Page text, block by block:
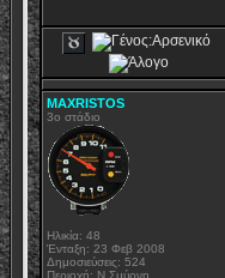
MAXRISTOS
3ο στάδιο
Ηλικία: 48
Ένταξη: 23 Φεβ 2008
Δημοσιεύσεις: 524
Περιοχή: Ν.Σμύρνη